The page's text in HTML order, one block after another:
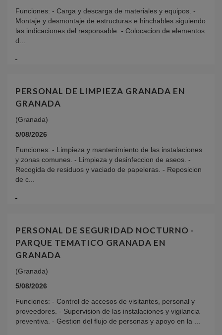
Funciones: - Carga y descarga de materiales y equipos. -
Montaje y desmontaje de estructuras e hinchables siguiendo
las indicaciones del responsable. - Colocacion de elementos
d...
PERSONAL DE LIMPIEZA GRANADA EN
GRANADA
(Granada)
5/08/2026
Funciones: - Limpieza y mantenimiento de las instalaciones
y zonas comunes. - Limpieza y desinfeccion de aseos. -
Recogida de residuos y vaciado de papeleras. - Reposicion
de c...
PERSONAL DE SEGURIDAD NOCTURNO -
PARQUE TEMATICO GRANADA EN
GRANADA
(Granada)
5/08/2026
Funciones: - Control de accesos de visitantes, personal y
proveedores. - Supervision de las instalaciones y vigilancia
preventiva. - Gestion del flujo de personas y apoyo en la ...